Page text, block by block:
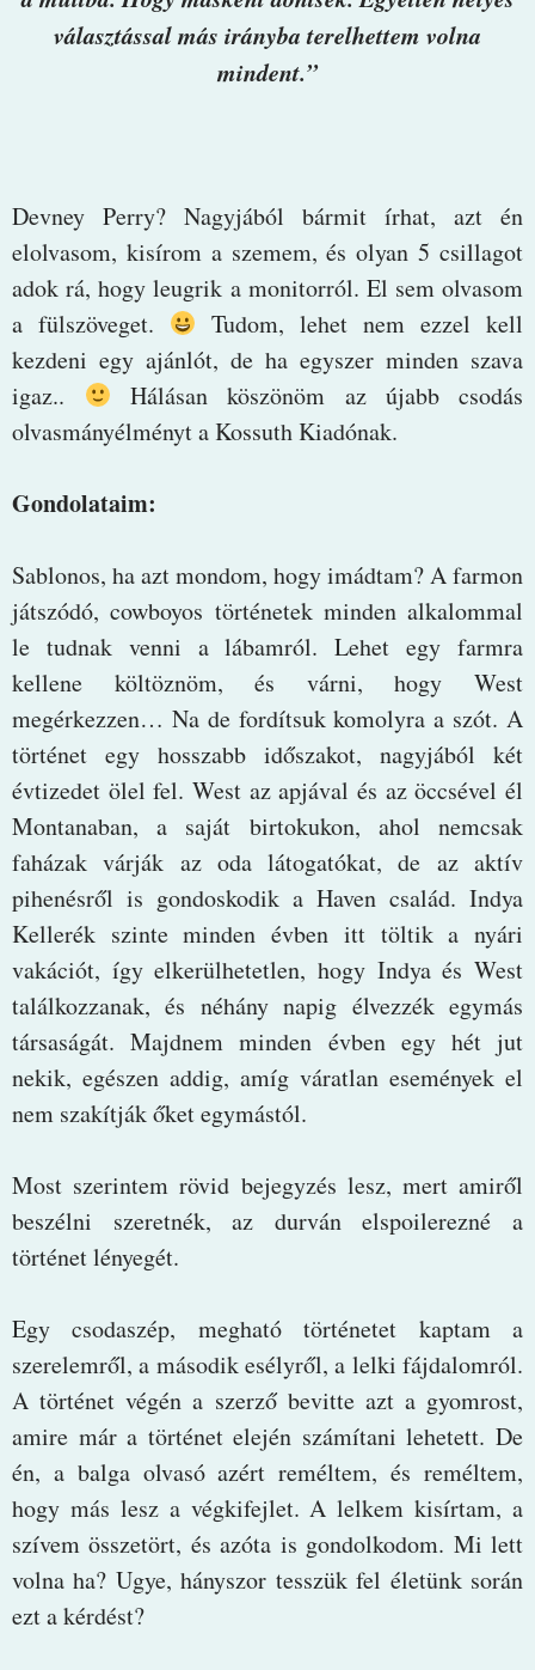
választással más irányba terelhettem volna
mindent.”
Devney Perry? Nagyjából bármit írhat, azt én
elolvasom, kisírom a szemem, és olyan 5 csillagot
adok rá, hogy leugrik a monitorról. El sem olvasom
a fülszöveget.
Tudom, lehet nem ezzel kell
kezdeni egy ajánlót, de ha egyszer minden szava
igaz..
Hálásan köszönöm az újabb csodás
olvasmányélményt a Kossuth Kiadónak.
Gondolataim:
Sablonos, ha azt mondom, hogy imádtam? A farmon
játszódó, cowboyos történetek minden alkalommal
le tudnak venni a lábamról. Lehet egy farmra
kellene költöznöm, és várni, hogy West
megérkezzen… Na de fordítsuk komolyra a szót. A
történet egy hosszabb időszakot, nagyjából két
évtizedet ölel fel. West az apjával és az öccsével él
Montanaban, a saját birtokukon, ahol nemcsak
faházak várják az oda látogatókat, de az aktív
pihenésről is gondoskodik a Haven család. Indya
Kellerék szinte minden évben itt töltik a nyári
vakációt, így elkerülhetetlen, hogy Indya és West
találkozzanak, és néhány napig élvezzék egymás
társaságát. Majdnem minden évben egy hét jut
nekik, egészen addig, amíg váratlan események el
nem szakítják őket egymástól.
Most szerintem rövid bejegyzés lesz, mert amiről
beszélni szeretnék, az durván elspoilerezné a
történet lényegét.
Egy csodaszép, megható történetet kaptam a
szerelemről, a második esélyről, a lelki fájdalomról.
A történet végén a szerző bevitte azt a gyomrost,
amire már a történet elején számítani lehetett. De
én, a balga olvasó azért reméltem, és reméltem,
hogy más lesz a végkifejlet. A lelkem kisírtam, a
szívem összetört, és azóta is gondolkodom. Mi lett
volna ha? Ugye, hányszor tesszük fel életünk során
ezt a kérdést?